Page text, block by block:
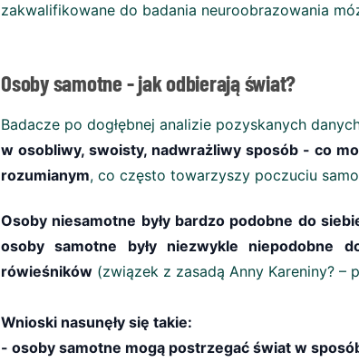
zakwalifikowane do badania neuroobrazowania
Osoby samotne - jak odbierają świat?
Badacze po dogłębnej analizie pozyskanych
w osobliwy, swoisty, nadwrażliwy sposób - co
rozumianym, co często towarzyszy poczuciu
Osoby niesamotne były bardzo podobne do
osoby samotne były niezwykle niepodobne
rówieśników (związek z zasadą Anny Kareniny? –
Wnioski nasunęły się takie:
- osoby samotne mogą postrzegać świat w